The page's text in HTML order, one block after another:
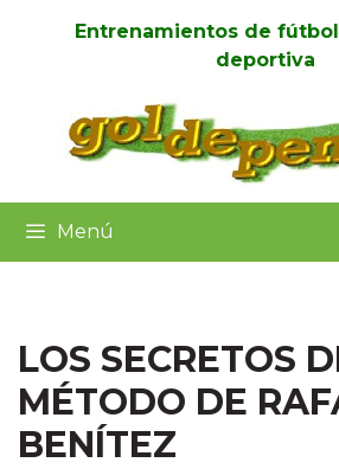
Entrenamientos de
deportiva
Menú
LOS SECRETOS
MÉTODO DE
BENÍTEZ